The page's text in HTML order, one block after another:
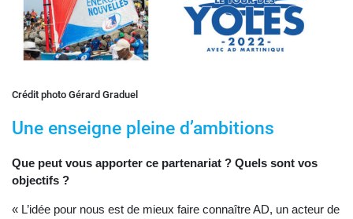
Crédit photo Gérard Graduel
Une enseigne pleine d’ambitions
Que peut vous apporter ce partenariat ? Quels sont vos
objectifs ?
« L’idée pour nous est de mieux faire connaître AD, un acteur de